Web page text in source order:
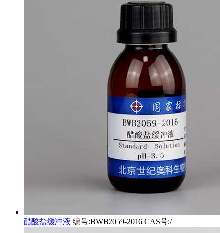
醋酸盐缓冲液 编号:BWB2059-2016 CAS号:/